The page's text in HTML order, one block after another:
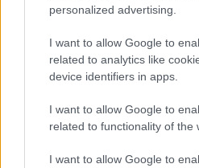
personalized advertising.
I want to allow Google to
related to analytics like
device identifiers in apps.
I want to allow Google to
related to functionality of the
I want to allow Google to
megoldás, mint